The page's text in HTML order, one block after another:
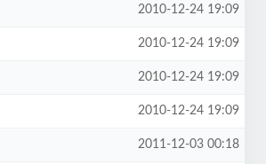
2010-12-24 19:09
2010-12-24 19:09
2010-12-24 19:09
2010-12-24 19:09
2011-12-03 00:18